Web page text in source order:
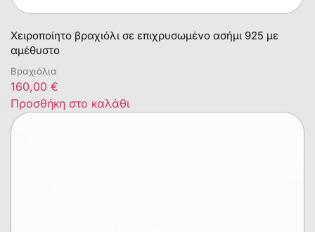
Χειροποίητο βραχιόλι σε επιχρυσωμένο ασήμι 925 με
αμέθυστο
Βραχιόλια
160,00 €
Προσθήκη στο καλάθι